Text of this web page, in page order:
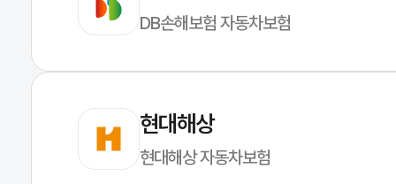
DB손해보험 자동차보험
현대해상
현대해상 자동차보험